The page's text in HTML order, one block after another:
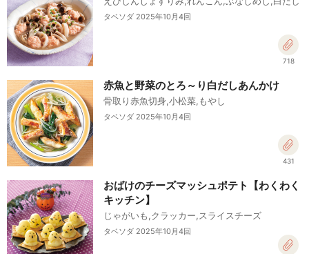
タベソダ 2025年10月4回
718
赤魚と野菜のとろ～り白だしあんかけ
骨取り赤魚切身,小松菜,もやし
タベソダ 2025年10月4回
431
おばけのチーズマッシュポテト【わくわく
キッチン】
じゃがいも,クラッカー,スライスチーズ
タベソダ 2025年10月4回